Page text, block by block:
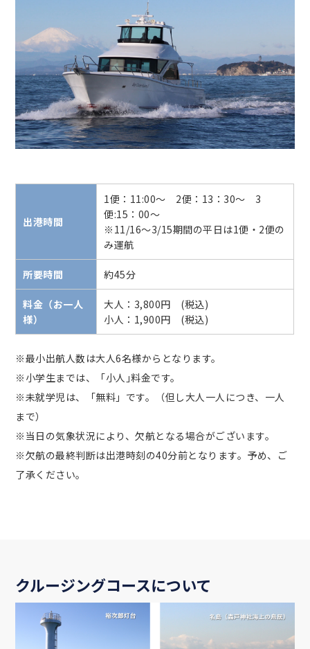
出港時間
1便：11:00～ 2便：13：30～ 3
便:15：00～
※11/16～3/15期間の平日は1便・2便の
み運航
所要時間 約45分
料金（お一人
様）
大人：3,800円 (税込)
小人：1,900円 (税込)
※最小出航人数は大人6名様からとなります。
※小学生までは、「小人｣料金です。
※未就学児は、「無料」です。（但し大人一人につき、一人
まで）
※当日の気象状況により、欠航となる場合がございます。
※欠航の最終判断は出港時刻の40分前となります。予め、ご
了承ください。
クルージングコースについて